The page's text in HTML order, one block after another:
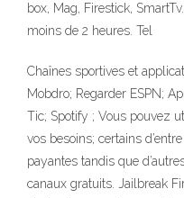
box, Mag, Firestick,
moins de 2 heures. Tel
Chaînes sportives et
Mobdro; Regarder ESPN;
Tic; Spotify ; Vous pouvez
vos besoins; certains
payantes tandis que
canaux gratuits. Jailbreak